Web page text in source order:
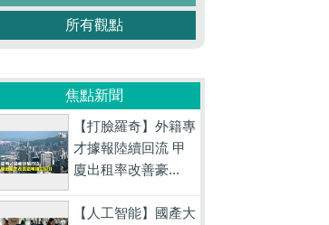
所有觀點
焦點新聞
【打臉羅奇】外籍專
才據報陸續回流 甲
廈出租率改善豪...
【人工智能】國產大